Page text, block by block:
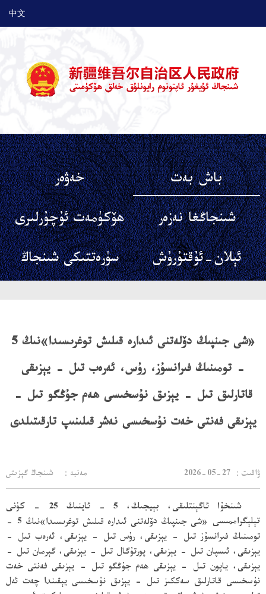
中文
باش بەت
خەۋەر
شىنجاڭغا نەزەر
ھۆكۈمەت ئۇچۇرلىرى
ئېلان-ئۇقتۇرۇش
سۈرەتتىكى شىنجاڭ
«شى جىنپىڭ دۆلەتنى ئىدارە قىلىش توغرىسىدا»نىڭ 5
- تومىنىڭ فىرانسۇز، رۇس، ئەرەب تىل - يېزىقى
قاتارلىق تىل - يېزىق نۇسخىسى ھەم جۇڭگو تىل -
يېزىقى فەنتى خەت نۇسخىسى نەشر قىلىنىپ تارقىتىلدى
2026-05-27 ：ۋاقىت مەنبە： شىنجاڭ گېزىتى
شىنخۇا ئاگېنتلىقى، بېيجىڭ، 5 - ئاينىڭ 25 - كۈنى
تېلېگراممىسى
«شى جىنپىڭ دۆلەتنى ئىدارە قىلىش توغرىسىدا»نىڭ 5 -
تومىنىڭ فىرانسۇز تىل - يېزىقى، رۇس تىل - يېزىقى، ئەرەب تىل -
يېزىقى، ئىسپان تىل - يېزىقى، پورتۇگال تىل - يېزىقى، گېرمان تىل -
يېزىقى، ياپون تىل - يېزىقى ھەم جۇڭگو تىل - يېزىقى فەنتى خەت
نۇسخىسى قاتارلىق سەككىز تىل - يېزىق نۇسخىسى يېقىندا چەت ئەل